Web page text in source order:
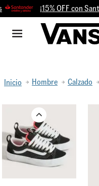
¡15% OFF con Santander!
Hombre Calzado